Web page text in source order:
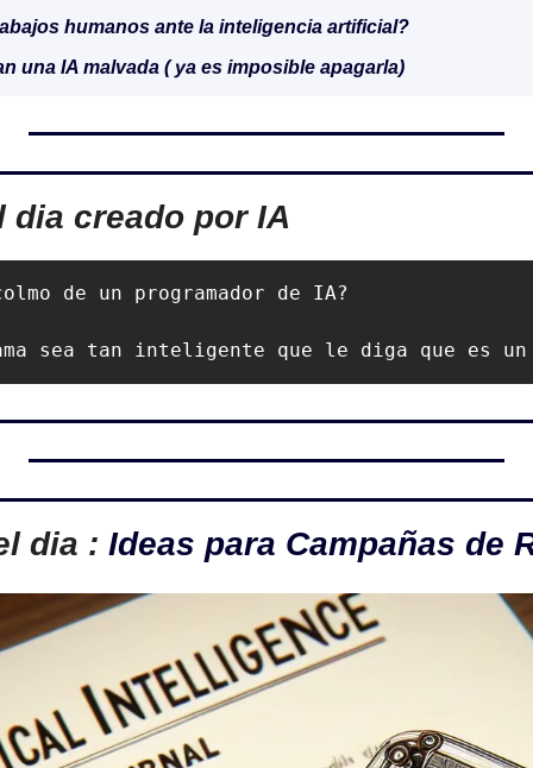
humanos ante la inteligencia artificial?
una IA malvada ( ya es imposible apagarla)
dia creado por IA
de un programador de IA?
sea tan inteligente que le diga que es un
dia : Ideas para Campañas de